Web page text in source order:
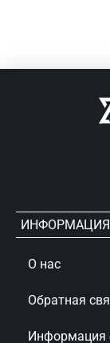
ИНФОРМАЦИЯ
О нас
Обратная
Информация